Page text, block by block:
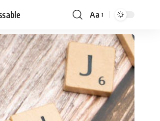
Font
Resizer
Aa